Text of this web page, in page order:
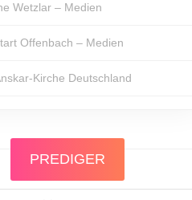
Wetzlar – Medien
Offenbach – Medien
Kirche Deutschland
PREDIGER